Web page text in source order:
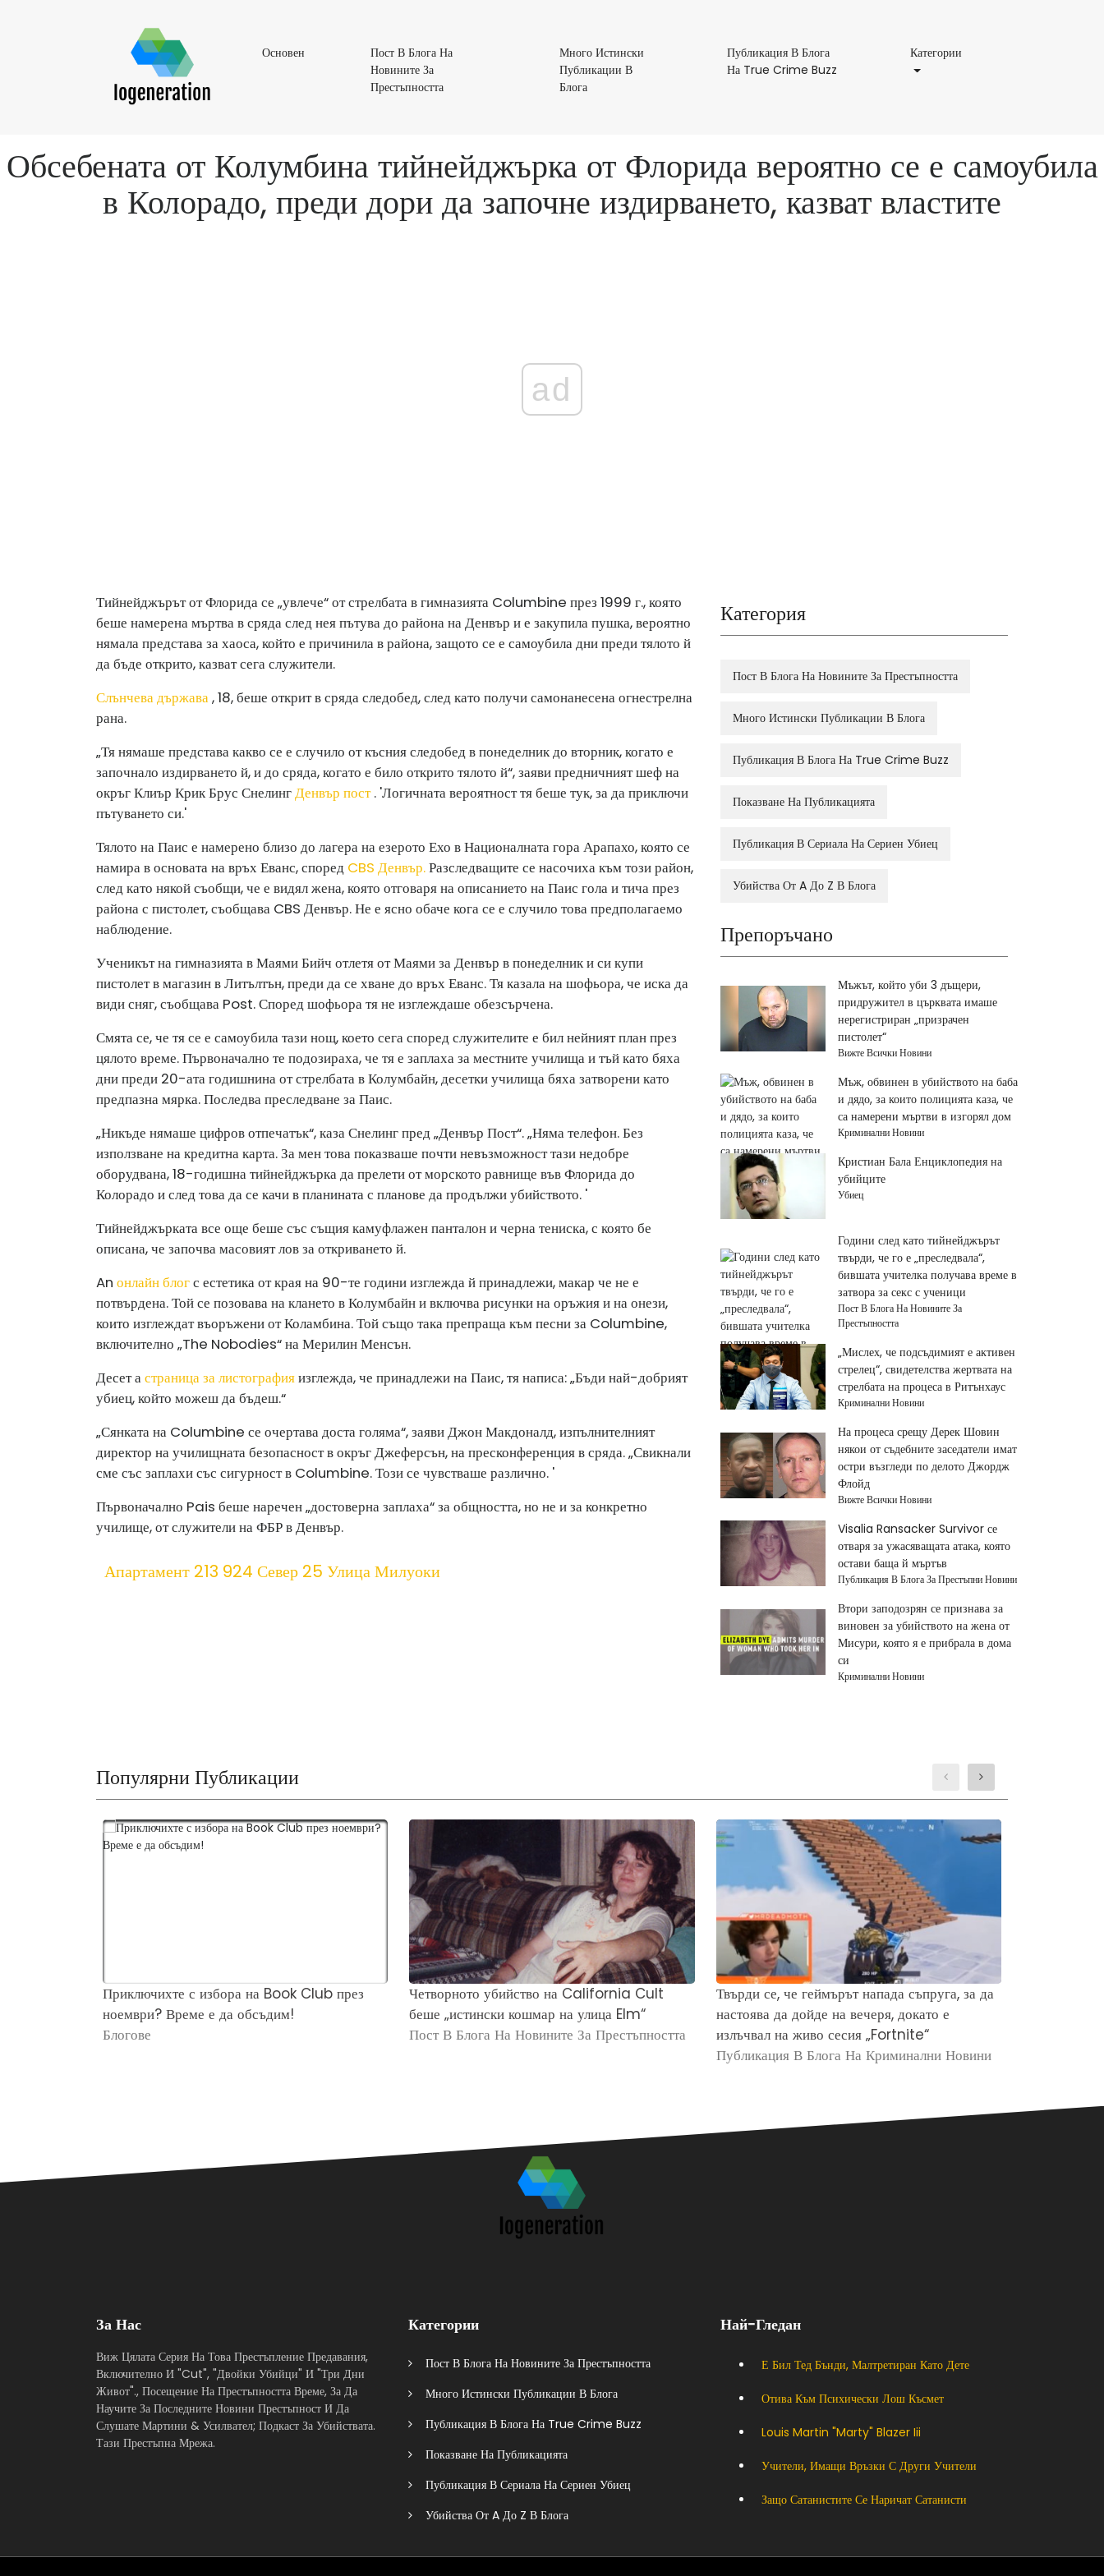
ОсновенОсновен
Пост В Блога На
Новините За
ПрестъпносттаПост
Новините
За
Престъпността
Много Истински
Публикации В
БлогаМного
Публикация В Блога
На True Crime Buzz
Buzz
Категории
Обсебената от Колумбина тийнейджърка от Флорида вероятно се е самоубила
в Колорадо, преди дори да започне издирването, казват властите
ad
Тийнейджърът от Флорида се „увлече“ от стрелбата в гимназията Columbine през 1999 г., която
беше намерена мъртва в сряда след нея пътува до района на Денвър и е закупила пушка, вероятно
нямала представа за хаоса, който е причинила в района, защото се е самоубила дни преди тялото й
да бъде открито, казват сега служители.
Слънчева държава, 18, беше открит в сряда следобед, след като получи самонанесена огнестрелна
рана.
„Тя нямаше представа какво се е случило от късния следобед в понеделник до вторник, когато е
започнало издирването й, и до сряда, когато е било открито тялото й“, заяви предничният шеф на
окръг Клиър Крик Брус СнелингДенвър пост. 'Логичната вероятност тя беше тук, за да приключи
пътуването си.'
Тялото на Паис е намерено близо до лагера на езерото Ехо в Националната гора Арапахо, която се
намира в основата на връх Еванс, според CBS Денвър.Разследващите се насочиха към този район,
след като някой съобщи, че е видял жена, която отговаря на описанието на Паис гола и тича през
района с пистолет, съобщава CBS Денвър. Не е ясно обаче кога се е случило това предполагаемо
наблюдение.
Ученикът на гимназията в Маями Бийч отлетя от Маями за Денвър в понеделник и си купи
пистолет в магазин в Литълтън, преди да се хване до връх Еванс. Тя казала на шофьора, че иска да
види сняг, съобщава Post. Според шофьора тя не изглеждаше обезсърчена.
Смята се, че тя се е самоубила тази нощ, което сега според служителите е бил нейният план през
цялото време. Първоначално те подозираха, че тя е заплаха за местните училища и тъй като бяха
дни преди 20-ата годишнина от стрелбата в Колумбайн, десетки училища бяха затворени като
предпазна мярка. Последва преследване за Паис.
„Никъде нямаше цифров отпечатък“, каза Снелинг пред „Денвър Пост“. „Няма телефон. Без
използване на кредитна карта. За мен това показваше почти невъзможност тази недобре
оборудвана, 18-годишна тийнейджърка да прелети от морското равнище във Флорида до
Колорадо и след това да се качи в планината с планове да продължи убийството. '
Тийнейджърката все още беше със същия камуфлажен панталон и черна тениска, с която бе
описана, че започва масовият лов за откриването й.
An онлайн блогс естетика от края на 90-те години изглежда й принадлежи, макар че не е
потвърдена. Той се позовава на клането в Колумбайн и включва рисунки на оръжия и на онези,
които изглеждат въоръжени от Коламбина. Той също така препраща към песни за Columbine,
включително „The Nobodies“ на Мерилин Менсън.
Десет астраница за листографияизглежда, че принадлежи на Паис, тя написа: „Бъди най-добрият
убиец, който можеш да бъдеш.“
„Сянката на Columbine се очертава доста голяма“, заяви Джон Макдоналд, изпълнителният
директор на училищната безопасност в окръг Джеферсън, на пресконференция в сряда. „Свикнали
сме със заплахи със сигурност в Columbine. Този се чувстваше различно. '
Първоначално Pais беше наречен „достоверна заплаха“ за общността, но не и за конкретно
училище, от служители на ФБР в Денвър.
Апартамент 213 924 Север 25 Улица Милуоки
Категория
Пост В Блога На Новините За Престъпността
Много Истински Публикации В Блога
Публикация В Блога На True Crime Buzz
Показване На Публикацията
Публикация В Сериала На Сериен Убиец
Убийства От A До Z В Блога
Препоръчано
Мъжът, който уби 3 дъщери,
придружител в църквата имаше
нерегистриран „призрачен
пистолет“
Вижте Всички Новини
Мъж, обвинен в убийството на баба
и дядо, за които полицията каза, че
са намерени мъртви в изгорял дом
Криминални Новини
Кристиан Бала Енциклопедия на
убийците
Убиец
Години след като тийнейджърът
твърди, че го е „преследвала“,
бившата учителка получава време в
затвора за секс с ученици
Пост В Блога На Новините За
Престъпността
„Мислех, че подсъдимият е активен
стрелец“, свидетелства жертвата на
стрелбата на процеса в Ритънхаус
Криминални Новини
На процеса срещу Дерек Шовин
някои от съдебните заседатели имат
остри възгледи по делото Джордж
Флойд
Вижте Всички Новини
Visalia Ransacker Survivor се
отваря за ужасяващата атака, която
остави баща й мъртъв
Публикация В Блога За Престъпни Новини
Втори заподозрян се признава за
виновен за убийството на жена от
Мисури, която я е прибрала в дома
си
Криминални Новини
Популярни Публикации
Приключихте с избора на Book Club през
ноември? Време е да обсъдим!
Блогове
Четворното убийство на California Cult
беше „истински кошмар на улица Elm“
Пост В Блога На Новините За Престъпността
Твърди се, че геймърът напада съпруга, за да
настоява да дойде на вечеря, докато е
излъчвал на живо сесия „Fortnite“
Публикация В Блога На Криминални Новини
За Нас
Виж Цялата Серия На Това Престъпление Предавания,
Включително И "Cut", "Двойки Убийци" И "Три Дни
Живот"., Посещение На Престъпността Време, За Да
Научите За Последните Новини Престъпност И Да
Слушате Мартини & Усилвател; Подкаст За Убийствата.
Тази Престъпна Мрежа.
Категории
Пост В Блога На Новините За Престъпността
Много Истински Публикации В Блога
Публикация В Блога На True Crime Buzz
Показване На Публикацията
Публикация В Сериала На Сериен Убиец
Убийства От A До Z В Блога
Най-Гледан
Е Бил Тед Бънди, Малтретиран Като Дете
Отива Към Психически Лош Късмет
Louis Martin "marty" Blazer Iii
Учители, Имащи Връзки С Други Учители
Защо Сатанистите Се Наричат ​​сатанисти